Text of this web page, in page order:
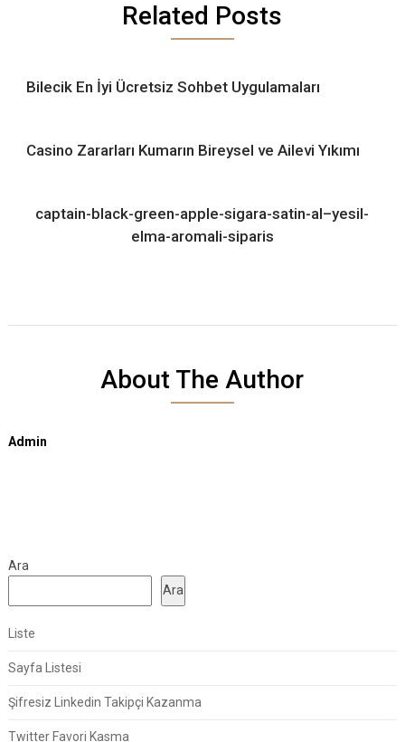
Related Posts
Bilecik En İyi Ücretsiz Sohbet Uygulamaları
Casino Zararları Kumarın Bireysel ve Ailevi Yıkımı
captain-black-green-apple-sigara-satin-al–yesil-
elma-aromali-siparis
About The Author
Admin
Ara
Ara
Liste
Sayfa Listesi
Şifresiz Linkedin Takipçi Kazanma
Twitter Favori Kasma